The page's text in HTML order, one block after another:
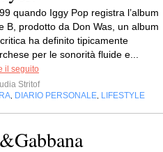
quando Iggy Pop registra l’album
B, prodotto da Don Was, un album
ha definito tipicamente
per le sonorità fluide e...
il seguito
Stritof
DIARIO PERSONALE LIFESTYLE